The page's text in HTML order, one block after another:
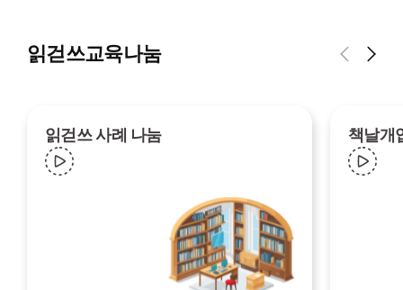
읽걷쓰교육나눔
읽걷쓰 사례 나눔 책날개